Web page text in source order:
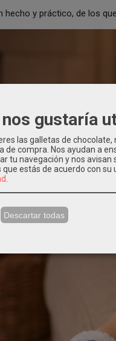
hecho y práctico, de los
gustaría
las galletas de
de compra. Nos ayudan a
tu navegación y nos avisan
estás de acuerdo con su
.
Descartar todas